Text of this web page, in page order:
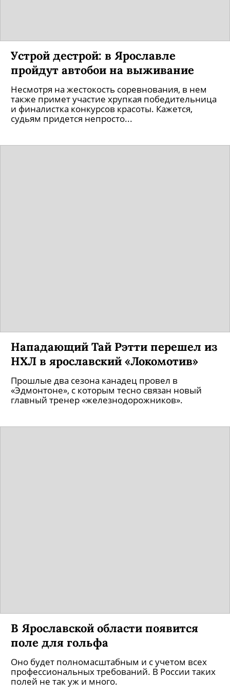
Устрой дестрой: в Ярославле
пройдут автобои на выживание
Несмотря на жестокость соревнования, в нем
также примет участие хрупкая победительница
и финалистка конкурсов красоты. Кажется,
судьям придется непросто...
Нападающий Тай Рэтти перешел из
НХЛ в ярославский «Локомотив»
Прошлые два сезона канадец провел в
«Эдмонтоне», с которым тесно связан новый
главный тренер «железнодорожников».
В Ярославской области появится
поле для гольфа
Оно будет полномасштабным и с учетом всех
профессиональных требований. В России таких
полей не так уж и много.